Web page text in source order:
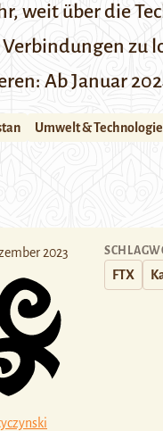
weit über die
Verbindungen zu
Ab Januar
Umwelt & Technologie
2023
FTX